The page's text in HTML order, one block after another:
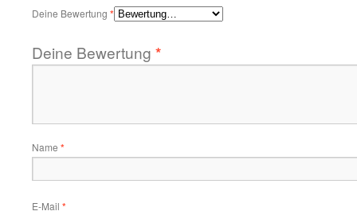
Deine Bewertung *
Deine Bewertung *
Name *
E-Mail *